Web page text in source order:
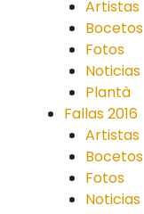
Artistas
Bocetos
Fotos
Noticias
Plantà
Fallas 2016
Artistas
Bocetos
Fotos
Noticias